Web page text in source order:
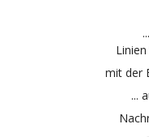
mit der
...